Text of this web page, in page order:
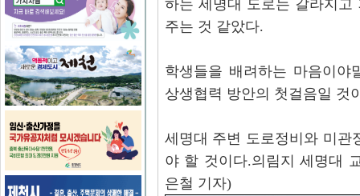
하는 세명대 도로는 갈라지
주는 것 같았다.
학생들을 배려하는 마음이
상생협력 방안의 첫걸음일 것
세명대 주변 도로정비와 미관
야 할 것이다.의림지 세명대
은철 기자)